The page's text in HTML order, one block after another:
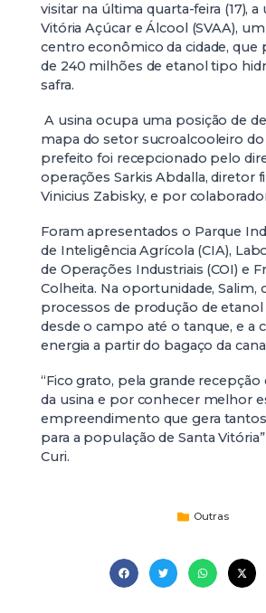
visitar na última quarta-feira (17), a
Vitória Açúcar e Álcool (SVAA),
centro econômico da cidade, que
de 240 milhões de etanol tipo
safra.
A usina ocupa uma posição de
mapa do setor sucroalcooleiro do
prefeito foi recepcionado pelo
operações Sarkis Abdalla, diretor
Vinicius Zabisky, e por
Foram apresentados o Parque
de Inteligência Agrícola (CIA),
de Operações Industriais (COI) e
Colheita. Na oportunidade, Salim,
processos de produção de etanol
desde o campo até o tanque, e a
energia a partir do bagaço da
“Fico grato, pela grande
da usina e por conhecer melhor
empreendimento que gera
para a população de Santa
Curi.
Outras